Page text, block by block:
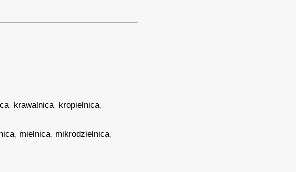
, krawalnica, kropielnica,
, mielnica, mikrodzielnica,